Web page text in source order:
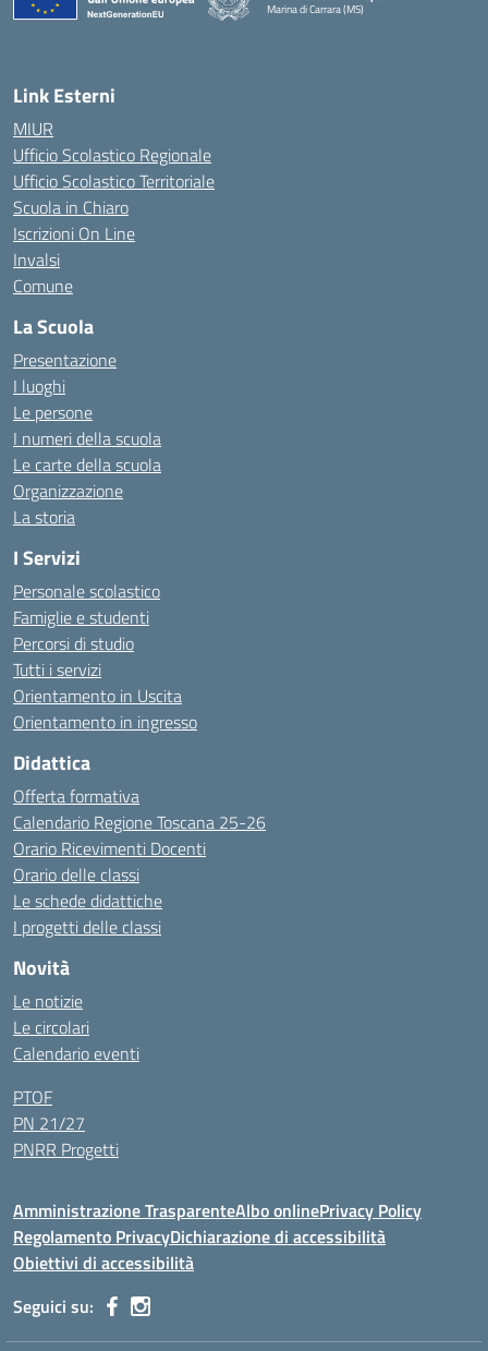
Marina di Carrara (MS)
Link Esterni
MIUR
Ufficio Scolastico Regionale
Ufficio Scolastico Territoriale
Scuola in Chiaro
Iscrizioni On Line
Invalsi
Comune
La Scuola
Presentazione
I luoghi
Le persone
I numeri della scuola
Le carte della scuola
Organizzazione
La storia
I Servizi
Personale scolastico
Famiglie e studenti
Percorsi di studio
Tutti i servizi
Orientamento in Uscita
Orientamento in ingresso
Didattica
Offerta formativa
Calendario Regione Toscana 25-26
Orario Ricevimenti Docenti
Orario delle classi
Le schede didattiche
I progetti delle classi
Novità
Le notizie
Le circolari
Calendario eventi
PTOF
PN 21/27
PNRR Progetti
Amministrazione TrasparenteAlbo onlinePrivacy Policy
Regolamento PrivacyDichiarazione di accessibilità
Obiettivi di accessibilità
Seguici su: